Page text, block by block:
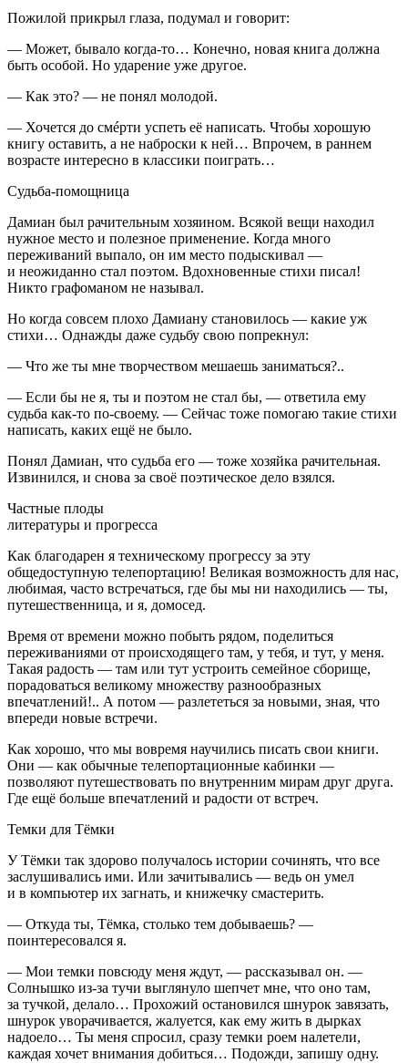
Пожилой прикрыл глаза, подумал и говорит:
— Может, бывало когда-то… Конечно, новая книга должна
быть особой. Но ударение уже другое.
— Как это? — не понял молодой.
— Хочется до смéрти успеть её написать. Чтобы хорошую
книгу оставить, а не наброски к ней… Впрочем, в раннем
возрасте интересно в классики поиграть…
Судьба-помощница
Дамиан был рачительным хозяином. Всякой вещи находил
нужное место и полезное применение. Когда много
переживаний выпало, он им место подыскивал —
и неожиданно стал поэтом. Вдохновенные стихи писал!
Никто графоманом не называл.
Но когда совсем плохо Дамиану становилось — какие уж
стихи… Однажды даже судьбу свою попрекнул:
— Что же ты мне творчеством мешаешь заниматься?..
— Если бы не я, ты и поэтом не стал бы, — ответила ему
судьба как-то по-своему. — Сейчас тоже помогаю такие стихи
написать, каких ещё не было.
Понял Дамиан, что судьба его — тоже хозяйка рачительная.
Извинился, и снова за своё поэтическое дело взялся.
Частные плоды
литературы и прогресса
Как благодарен я техническому прогрессу за эту
общедоступную телепортацию! Великая возможность для нас,
любимая, часто встречаться, где бы мы ни находились — ты,
путешественница, и я, домосед.
Время от времени можно побыть рядом, поделиться
переживаниями от происходящего там, у тебя, и тут, у меня.
Такая радость — там или тут устроить семейное сборище,
порадоваться великому множеству разнообразных
впечатлений!.. А потом — разлететься за новыми, зная, что
впереди новые встречи.
Как хорошо, что мы вовремя научились писать свои книги.
Они — как обычные телепортационные кабинки —
позволяют путешествовать по внутренним мирам друг друга.
Где ещё больше впечатлений и радости от встреч.
Темки для Тёмки
У Тёмки так здорово получалось истории сочинять, что все
заслушивались ими. Или зачитывались — ведь он умел
и в компьютер их загнать, и книжечку смастерить.
— Откуда ты, Тёмка, столько тем добываешь? —
поинтересовался я.
— Мои темки повсюду меня ждут, — рассказывал он. —
Солнышко из-за тучи выглянуло шепчет мне, что оно там,
за тучкой, делало… Прохожий остановился шнурок завязать,
шнурок уворачивается, жалуется, как ему жить в дырках
надоело… Ты меня спросил, сразу темки роем налетели,
каждая хочет внимания добиться… Подожди, запишу одну.